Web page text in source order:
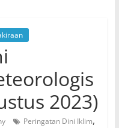
2023)
Peringatan Dini Iklim,